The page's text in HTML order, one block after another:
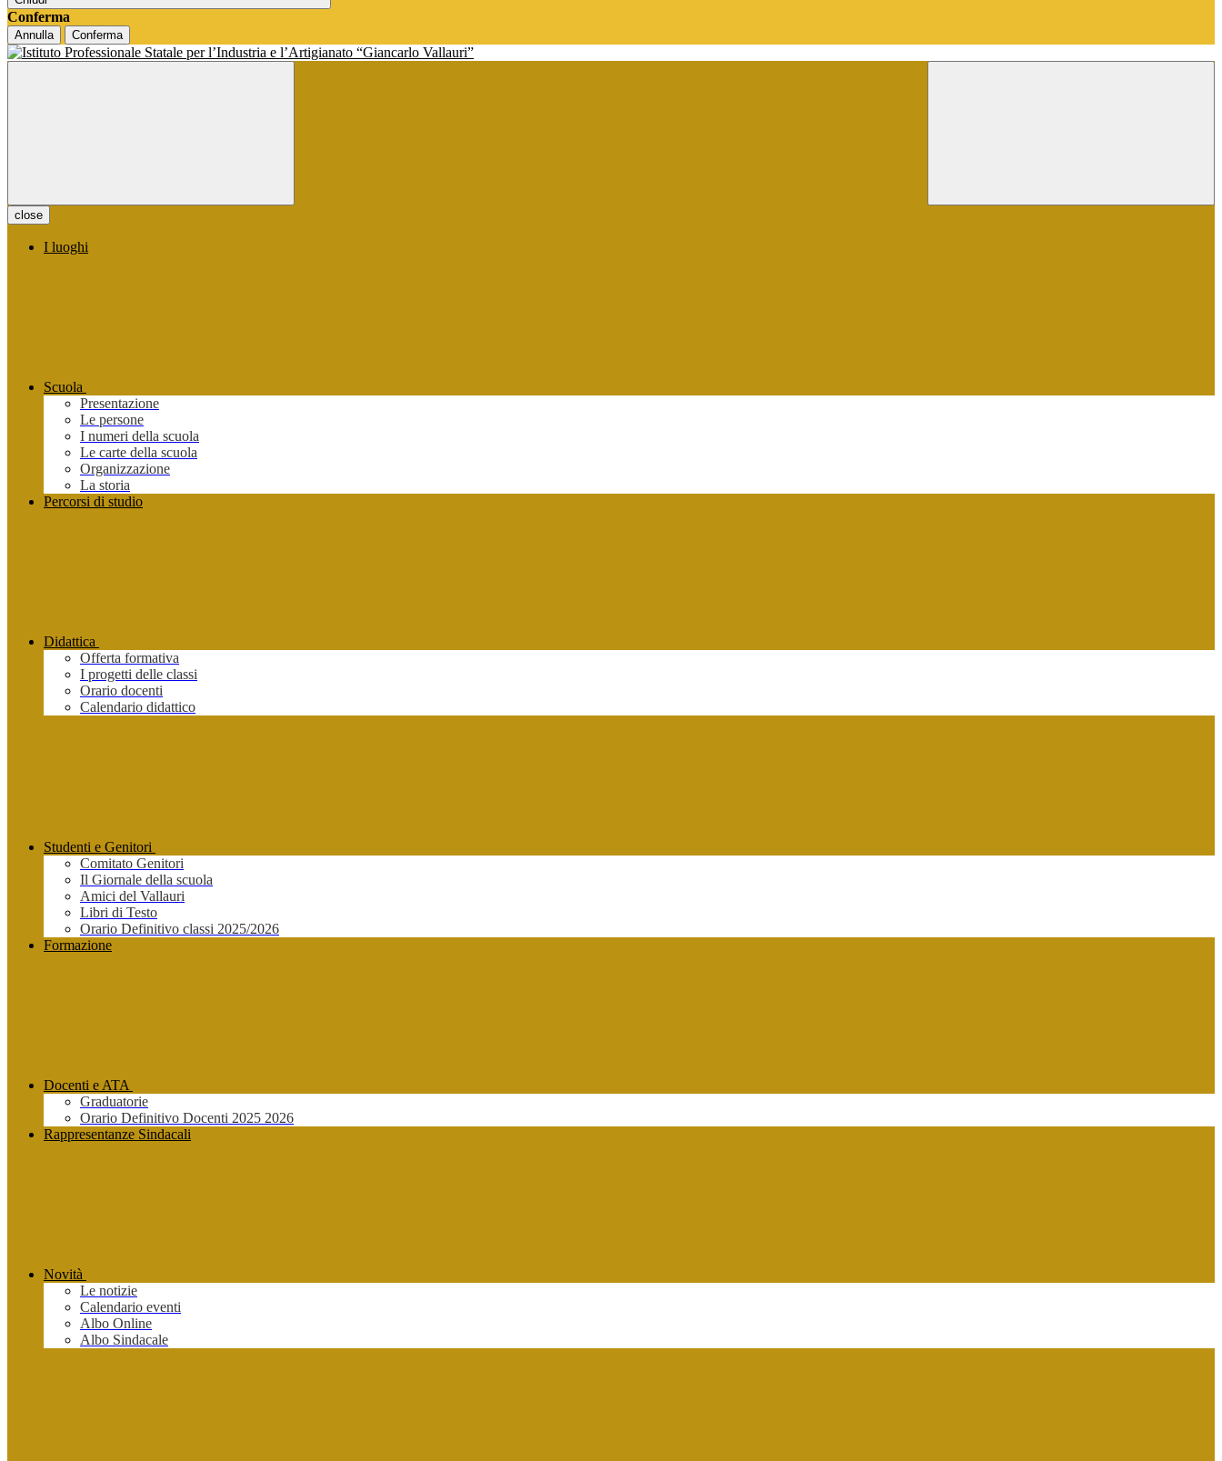
Conferma
Annulla Conferma
close
I luoghi
Scuola
Presentazione
Le persone
I numeri della scuola
Le carte della scuola
Organizzazione
La storia
Percorsi di studio
Didattica
Offerta formativa
I progetti delle classi
Orario docenti
Calendario didattico
Studenti e Genitori
Comitato Genitori
Il Giornale della scuola
Amici del Vallauri
Libri di Testo
Orario Definitivo classi 2025/2026
Formazione
Docenti e ATA
Graduatorie
Orario Definitivo Docenti 2025 2026
Rappresentanze Sindacali
Novità
Le notizie
Calendario eventi
Albo Online
Albo Sindacale